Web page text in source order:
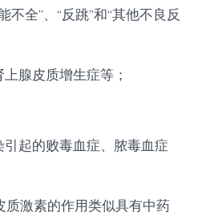
全”、“反跳”和“其他不良反
腺皮质增生症等；
引起的败毒血症、脓毒血症
质激素的作用类似具有中药